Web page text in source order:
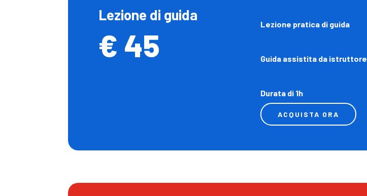
Lezione di guida
€ 45
Lezione pratica di guida
Guida assistita da istruttore
Durata di 1h
ACQUISTA ORA